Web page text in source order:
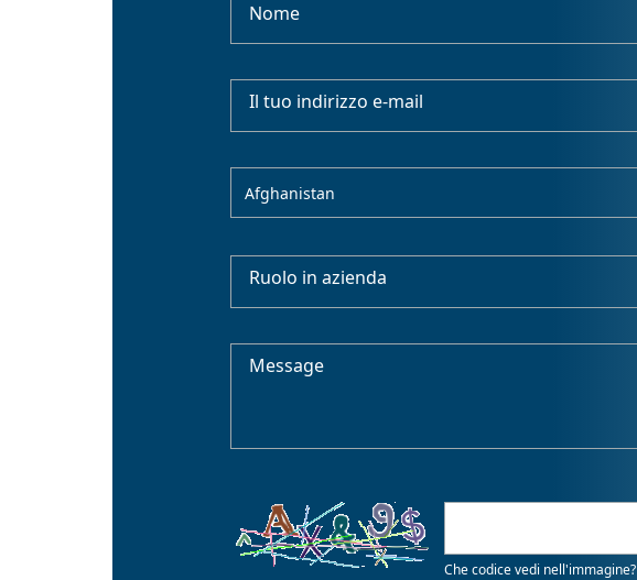
Nome
Il tuo indirizzo e-mail
Afghanistan
Ruolo in azienda
Message
Che codice vedi nell'immagine?